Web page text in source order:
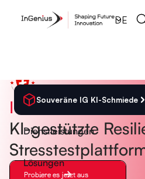
DE
Souveräne IG KI-Schmiede
Dienstleistungen
Lösungen
Häufig auftretende Probleme
Lösungen
Kundenstimmen
03
IG-Tarif
KI-gestützte
Probiere es jetzt aus